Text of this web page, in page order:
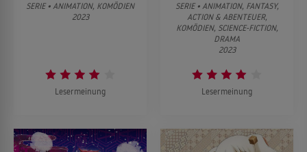
SERIE • ANIMATION, KOMÖDIEN
2023
Lesermeinung
SERIE • ANIMATION, FANTASY,
ACTION & ABENTEUER,
KOMÖDIEN, SCIENCE-FICTION,
DRAMA
2023
Lesermeinung